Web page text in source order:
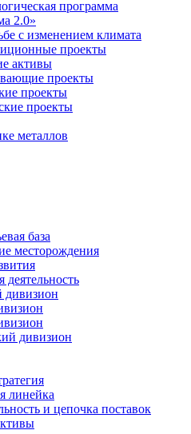
программа
2.0»
с изменением климата
проекты
активы
проекты
проекты
проекты
металлов
база
месторождения
деятельность
дивизион
дивизион
линейка
и цепочка поставок